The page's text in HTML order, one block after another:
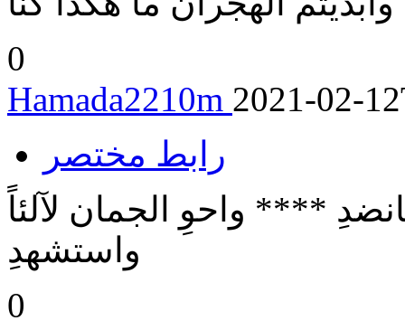
0
Hamada2210m 2021-02-
رابط مختصر
**** واحوِ الجمان لآلئاً
واستشهدِ
0